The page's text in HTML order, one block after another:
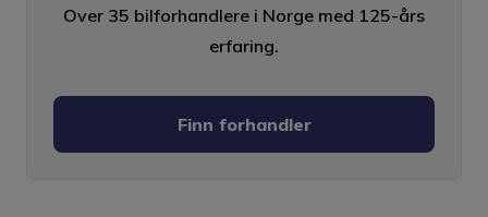
Over 35 bilforhandlere i Norge med 125-års
erfaring.
Finn forhandler